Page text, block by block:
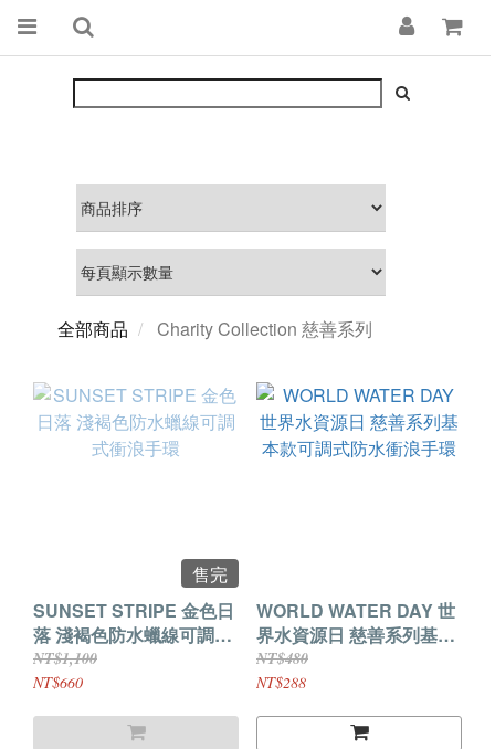
全部商品 Charity Collection 慈善系列
售完
SUNSET STRIPE 金色日
落 淺褐色防水蠟線可調式
衝浪手環
NT$1,100
NT$660
WORLD WATER DAY 世
界水資源日 慈善系列基本
款可調式防水衝浪手環
NT$480
NT$288